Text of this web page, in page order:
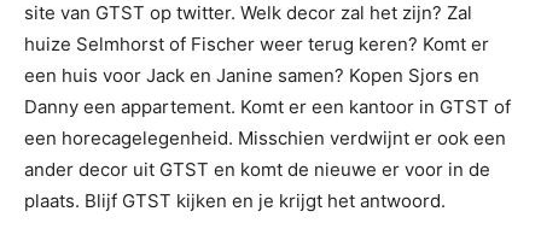
site van GTST op twitter. Welk decor zal het zijn? Zal
huize Selmhorst of Fischer weer terug keren? Komt er
een huis voor Jack en Janine samen? Kopen Sjors en
Danny een appartement. Komt er een kantoor in GTST of
een horecagelegenheid. Misschien verdwijnt er ook een
ander decor uit GTST en komt de nieuwe er voor in de
plaats. Blijf GTST kijken en je krijgt het antwoord.